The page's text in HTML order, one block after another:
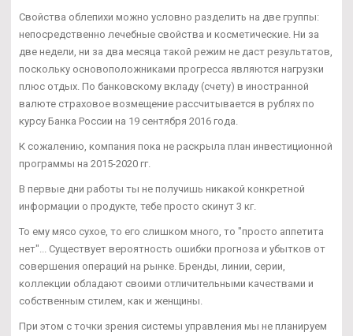
Свойства облепихи можно условно разделить на две группы:
непосредственно лечебные свойства и косметические. Ни за
две недели, ни за два месяца такой режим не даст результатов,
поскольку основоположниками прогресса являются нагрузки
плюс отдых. По банковскому вкладу (счету) в иностранной
валюте страховое возмещение рассчитывается в рублях по
курсу Банка России на 19 сентября 2016 года.
К сожалению, компания пока не раскрыла план инвестиционной
программы на 2015-2020 гг.
В первые дни работы ты не получишь никакой конкретной
информации о продукте, тебе просто скинут 3 кг.
То ему мясо сухое, то его слишком много, то "просто аппетита
нет"... Существует вероятность ошибки прогноза и убытков от
совершения операций на рынке. Бренды, линии, серии,
коллекции обладают своими отличительными качествами и
собственным стилем, как и женщины.
При этом с точки зрения системы управления мы не планируем